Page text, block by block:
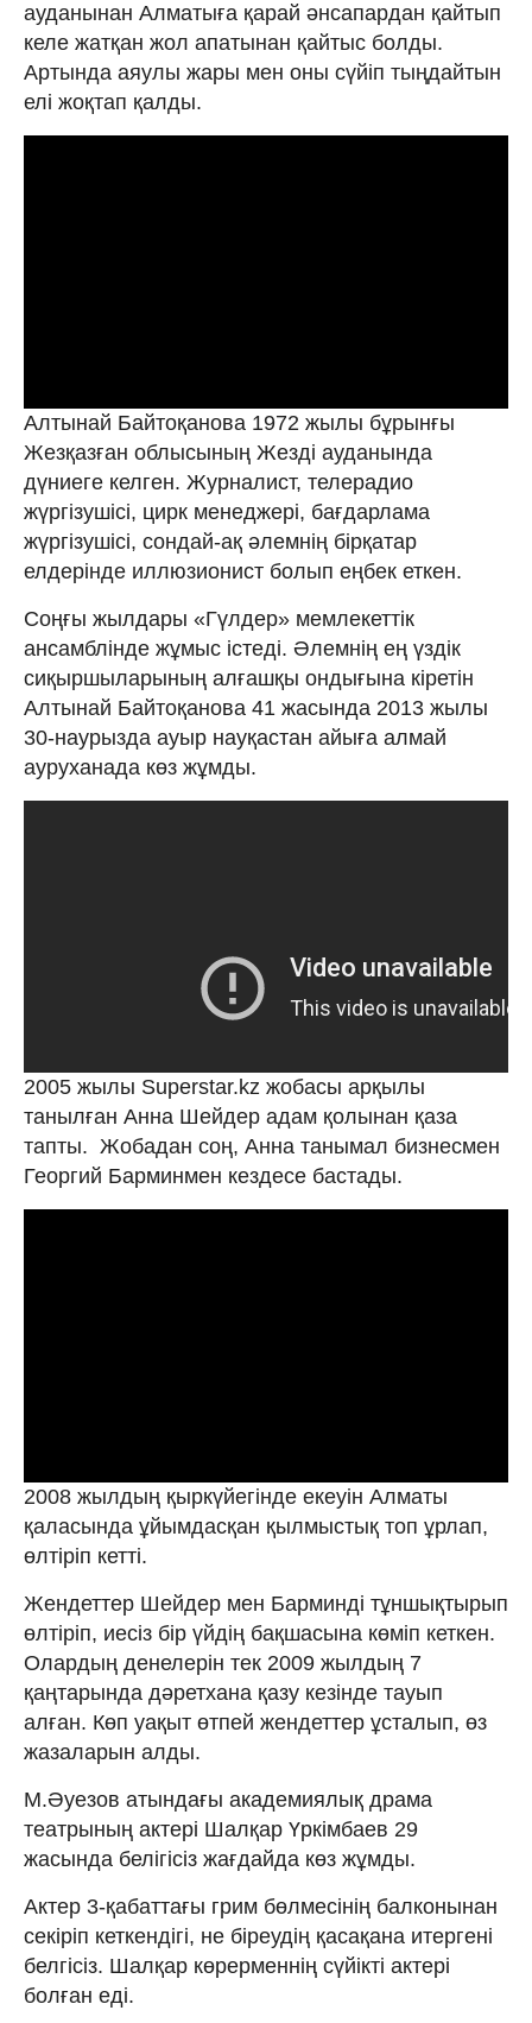
ауданынан Алматыға қарай әнсапардан қайтып
келе жатқан жол апатынан қайтыс болды.
Артында аяулы жары мен оны сүйіп тыңдайтын
елі жоқтап қалды.
Алтынай Байтоқанова 1972 жылы бұрынғы
Жезқазған облысының Жезді ауданында
дүниеге келген. Журналист, телерадио
жүргізушісі, цирк менеджері, бағдарлама
жүргізушісі, сондай-ақ әлемнің бірқатар
елдерінде иллюзионист болып еңбек еткен.
Соңғы жылдары «Гүлдер» мемлекеттік
ансамблінде жұмыс істеді. Әлемнің ең үздік
сиқыршыларының алғашқы ондығына кіретін
Алтынай Байтоқанова 41 жасында 2013 жылы
30-наурызда ауыр науқастан айыға алмай
ауруханада көз жұмды.
2005 жылы Superstar.kz жобасы арқылы
танылған Анна Шейдер адам қолынан қаза
тапты. Жобадан соң, Анна танымал бизнесмен
Георгий Барминмен кездесе бастады.
2008 жылдың қыркүйегінде екеуін Алматы
қаласында ұйымдасқан қылмыстық топ ұрлап,
өлтіріп кетті.
Жендеттер Шейдер мен Барминді тұншықтырып
өлтіріп, иесіз бір үйдің бақшасына көміп кеткен.
Олардың денелерін тек 2009 жылдың 7
қаңтарында дəретхана қазу кезінде тауып
алған. Көп уақыт өтпей жендеттер ұсталып, өз
жазаларын алды.
М.Әуезов атындағы академиялық драма
театрының актері Шалқар Үркімбаев 29
жасында белігісіз жағдайда көз жұмды.
Актер 3-қабаттағы грим бөлмесінің балконынан
секіріп кеткендігі, не біреудің қасақана итергені
белгісіз. Шалқар көрерменнің сүйікті актері
болған еді.